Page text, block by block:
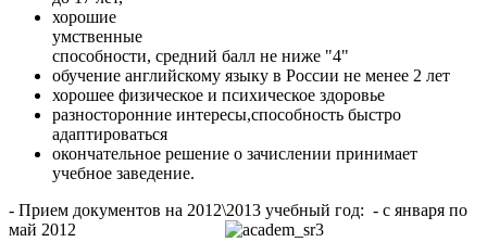
хорошие
умственные
способности, средний балл не ниже "4"
обучение английскому языку в России не менее 2 лет
хорошее физическое и психическое здоровье
разносторонние интересы,способность быстро
адаптироваться
окончательное решение о зачислении принимает
учебное заведение.
- Прием документов на 2012\2013 учебный год: - с января по
май 2012